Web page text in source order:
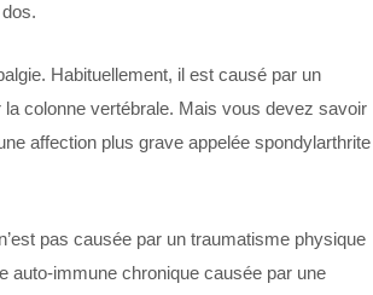
Habituellement, il est causé par un
colonne vertébrale. Mais vous devez savoir
affection plus grave appelée spondylarthrite
pas causée par un traumatisme physique
auto-immune chronique causée par une